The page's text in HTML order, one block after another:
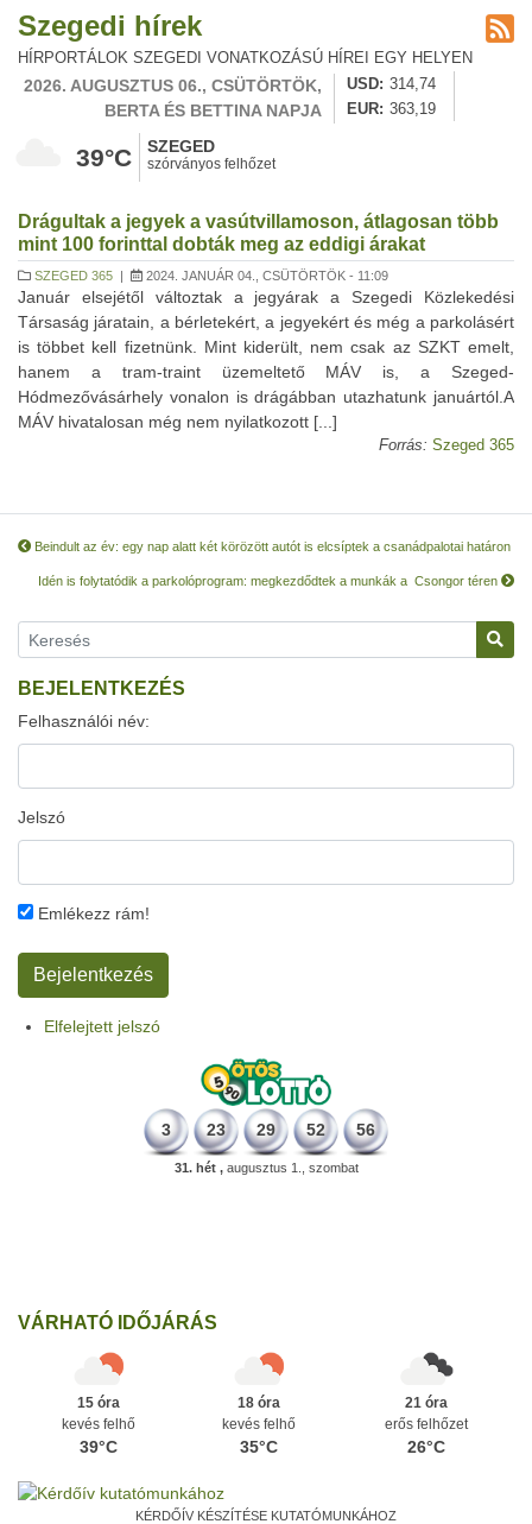
Szegedi hírek
HÍRPORTÁLOK SZEGEDI VONATKOZÁSÚ HÍREI EGY HELYEN
2026. AUGUSZTUS 06., CSÜTÖRTÖK,
BERTA ÉS BETTINA NAPJA
USD
314,74
EUR
363,19
39°C SZEGED
szórványos felhőzet
Drágultak a jegyek a vasútvillamoson, átlagosan több
mint 100 forinttal dobták meg az eddigi árakat
SZEGED 365 | 2024. JANUÁR 04., CSÜTÖRTÖK - 11:09
Január elsejétől változtak a jegyárak a Szegedi Közlekedési
Társaság járatain, a bérletekért, a jegyekért és még a parkolásért
is többet kell fizetnünk. Mint kiderült, nem csak az SZKT emelt,
hanem a tram-traint üzemeltető MÁV is, a Szeged-
Hódmezővásárhely vonalon is drágábban utazhatunk januártól.A
MÁV hivatalosan még nem nyilatkozott [...]
Forrás: Szeged 365
Beindult az év: egy nap alatt két körözött autót is elcsíptek a csanádpalotai határon
Idén is folytatódik a parkolóprogram: megkezdődtek a munkák a Csongor téren
BEJELENTKEZÉS
Felhasználói név:
Jelszó
Emlékezz rám!
Elfelejtett jelszó
3 23 29 52 56
31. hét ,augusztus 1., szombat
VÁRHATÓ IDŐJÁRÁS
15 óra
kevés felhő
39°C
18 óra
kevés felhő
35°C
21 óra
erős felhőzet
26°C
KÉRDŐÍV KÉSZÍTÉSE KUTATÓMUNKÁHOZ